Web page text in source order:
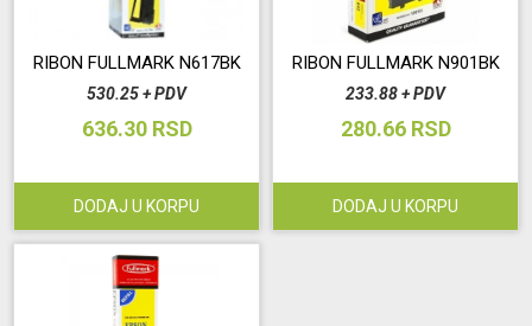
RIBON FULLMARK N617BK
530.25 + PDV
636.30 RSD
DODAJ U KORPU
RIBON FULLMARK N901BK
233.88 + PDV
280.66 RSD
DODAJ U KORPU